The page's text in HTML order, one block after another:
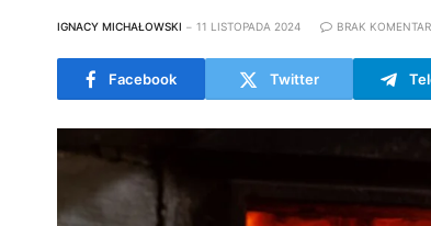
IGNACY MICHAŁOWSKI 11 LISTOPADA 2024 BRAK
Facebook Twitter